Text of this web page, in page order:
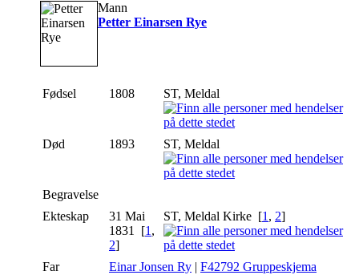
Mann
Petter Einarsen Rye
Fødsel 1808 ST, Meldal
Død 1893 ST, Meldal
Begravelse
Ekteskap
31 Mai
1831 [1,
2]
ST, Meldal Kirke [1, 2]
Far Einar Jonsen Ry | F42792 Gruppeskjema